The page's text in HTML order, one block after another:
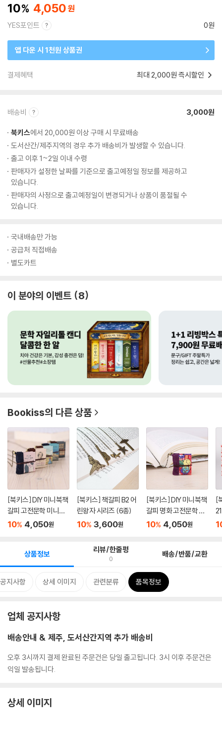
10 4,050
YES포인트 0원
앱 다운 시 1천원 상품권
결제혜택 최대 2,000원 즉시할인
배송비 3,000원
북키스에서 20,000원 이상 구매 시 무료배송
도서산간/제주지역의 경우 추가 배송비가 발생할 수 있습니다.
출고 이후 1~2일 이내 수령
판매자가 설정한 날짜를 기준으로 출고예정일 정보를 제공하고
있습니다.
판매자의 사정으로 출고예정일이 변경되거나 상품이 품절될 수
있습니다.
국내배송만 가능
공급처 직접배송
별도카트
이 분야의 이벤트 8
Bookiss의 다른 상품
[북키스] DIY 미니북책
갈피 고전문학 미니북
만...
10% 4,050원
[북키스] 책갈피 B2 어
린왕자 시리즈 (6종)
10% 3,600원
[북키스] DIY 미니북책
갈피 명화 고전문학 책
갈...
10% 4,050원
[
3
상품정보 리뷰/한줄평
0 배송/반품/교환
지사항 상세 이미지 관련분류 품목정보
업체 공지사항
배송안내 & 제주, 도서산간지역 추가 배송비
오후 3시까지 결제 완료된 주문건은 당일 출고됩니다. 3시 이후 주문건은
익일 발송됩니다.
상세 이미지